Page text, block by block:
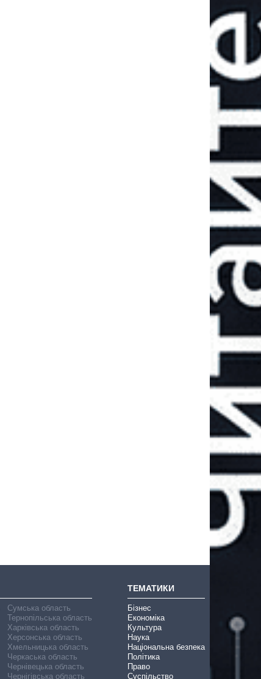
Сумська область
Тернопільська область
Харківська область
Херсонська область
Хмельницька область
Черкаська область
Чернівецька область
Чернігівська область
ТЕМАТИКИ
Бізнес
Економіка
Культура
Наука
Національна безпека
Політика
Право
Суспільство